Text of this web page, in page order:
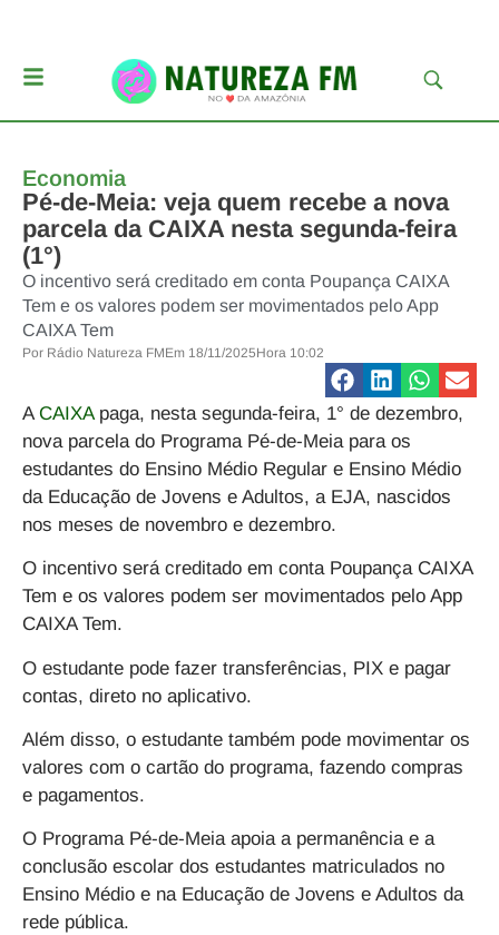
Economia
Pé-de-Meia: veja quem recebe a nova
parcela da CAIXA nesta segunda-feira
(1°)
O incentivo será creditado em conta Poupança CAIXA
Tem e os valores podem ser movimentados pelo App
CAIXA Tem
Por Rádio Natureza FMEm 18/11/2025Hora 10:02
ACAIXApaga, nesta segunda-feira, 1° de dezembro,
nova parcela do Programa Pé-de-Meia para os
estudantes do Ensino Médio Regular e Ensino Médio
da Educação de Jovens e Adultos, a EJA, nascidos
nos meses de novembro e dezembro.
O incentivo será creditado em conta Poupança CAIXA
Tem e os valores podem ser movimentados pelo App
CAIXA Tem.
O estudante pode fazer transferências, PIX e pagar
contas, direto no aplicativo.
Além disso, o estudante também pode movimentar os
valores com o cartão do programa, fazendo compras
e pagamentos.
O Programa Pé-de-Meia apoia a permanência e a
conclusão escolar dos estudantes matriculados no
Ensino Médio e na Educação de Jovens e Adultos da
rede pública.